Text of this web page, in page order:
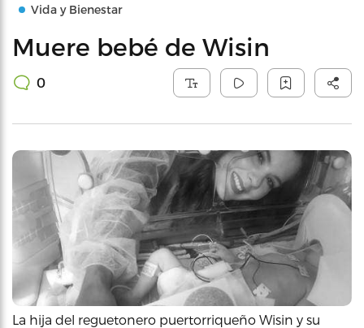
Vida y Bienestar
Muere bebé de Wisin
0
La hija del reguetonero puertorriqueño Wisin y su